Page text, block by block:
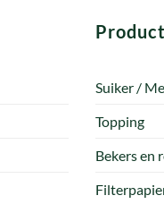
Suiker /
Topping
Bekers en